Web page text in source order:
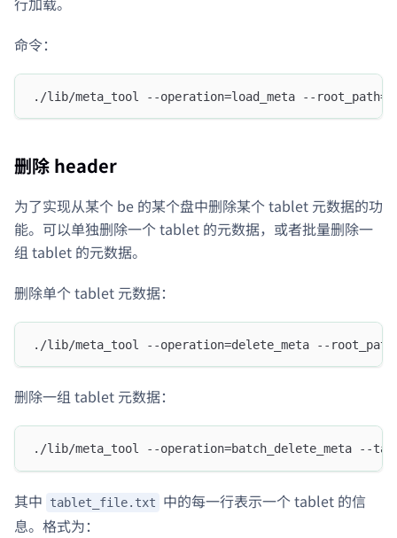
命令：
./lib/meta_tool --operation=load_meta --
删除 header
为了实现从某个 be 的某个盘中删除某个 tablet 元数据的功
能。可以单独删除一个 tablet 的元数据，或者批量删除一
组 tablet 的元数据。
删除单个 tablet 元数据：
./lib/meta_tool --operation=delete_meta --
删除一组 tablet 元数据：
./lib/meta_tool --operation=batch_delete_meta
其中 tablet_file.txt
中的每一行表示一个 tablet 的信
息。格式为：